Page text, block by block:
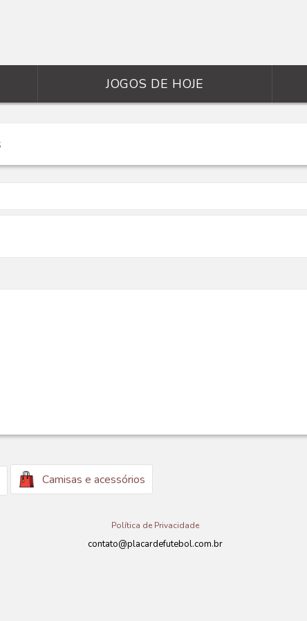
JOGOS DE HOJE
Camisas e acessórios
Política de Privacidade
contato@placardefutebol.com.br